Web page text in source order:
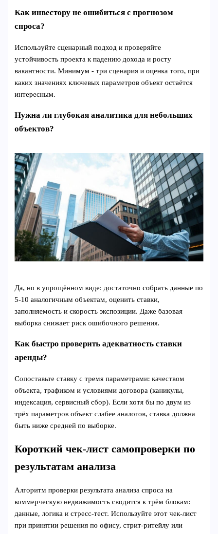
Как инвестору не ошибиться с прогнозом
спроса?
Используйте сценарный подход и проверяйте
устойчивость проекта к падению дохода и росту
вакантности. Минимум - три сценария и оценка того, при
каких значениях ключевых параметров объект остаётся
интересным.
Нужна ли глубокая аналитика для небольших
объектов?
Да, но в упрощённом виде: достаточно собрать данные по
5-10 аналогичным объектам, оценить ставки,
заполняемость и скорость экспозиции. Даже базовая
выборка снижает риск ошибочного решения.
Как быстро проверить адекватность ставки
аренды?
Сопоставьте ставку с тремя параметрами: качеством
объекта, трафиком и условиями договора (каникулы,
индексация, сервисный сбор). Если хотя бы по двум из
трёх параметров объект слабее аналогов, ставка должна
быть ниже средней по выборке.
Короткий чек-лист самопроверки по
результатам анализа
Алгоритм проверки результата анализа спроса на
коммерческую недвижимость сводится к трём блокам:
данные, логика и стресс‑тест. Используйте этот чек‑лист
при принятии решения по офису, стрит‑ритейлу или